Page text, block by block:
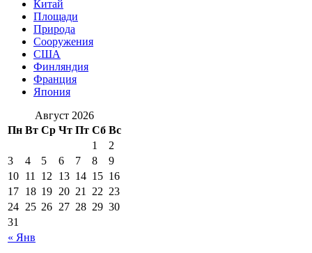
Китай
Площади
Природа
Сооружения
США
Финляндия
Франция
Япония
Август 2026
Пн Вт Ср Чт Пт Сб Вс
« Янв
1
2
3
4 5 6 7 8
9
10 11 12 13 14 15 16
17 18 19 20 21 22 23
24 25 26 27 28 29 30
31